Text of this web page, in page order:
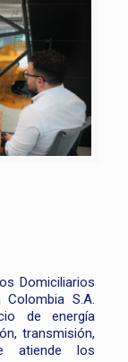
Domiciliarios
S.A.
de energía
transmisión,
atiende los